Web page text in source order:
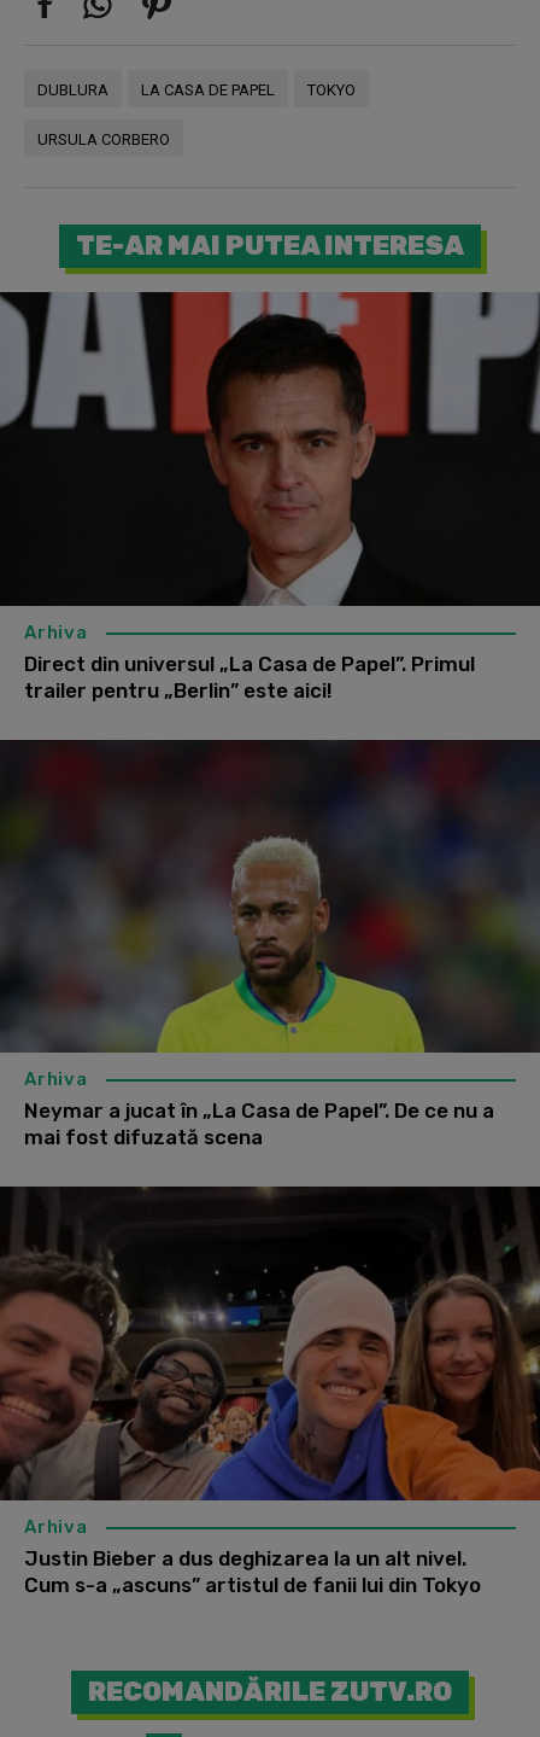
DUBLURA LA CASA DE PAPEL TOKYO
URSULA CORBERO
TE-AR MAI PUTEA INTERESA
Arhiva
Direct din universul „La Casa de Papel”. Primul
trailer pentru „Berlin” este aici!
Arhiva
Neymar a jucat în „La Casa de Papel”. De ce nu a
mai fost difuzată scena
Arhiva
Justin Bieber a dus deghizarea la un alt nivel.
Cum s-a „ascuns” artistul de fanii lui din Tokyo
RECOMANDĂRILE ZUTV.RO